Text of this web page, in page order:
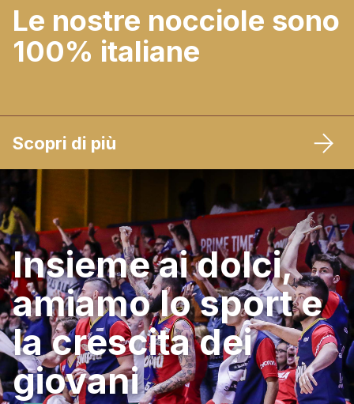
Le nostre nocciole sono
100% italiane
Scopri di più
Insieme ai dolci,
amiamo lo sport e
la crescita dei
giovani